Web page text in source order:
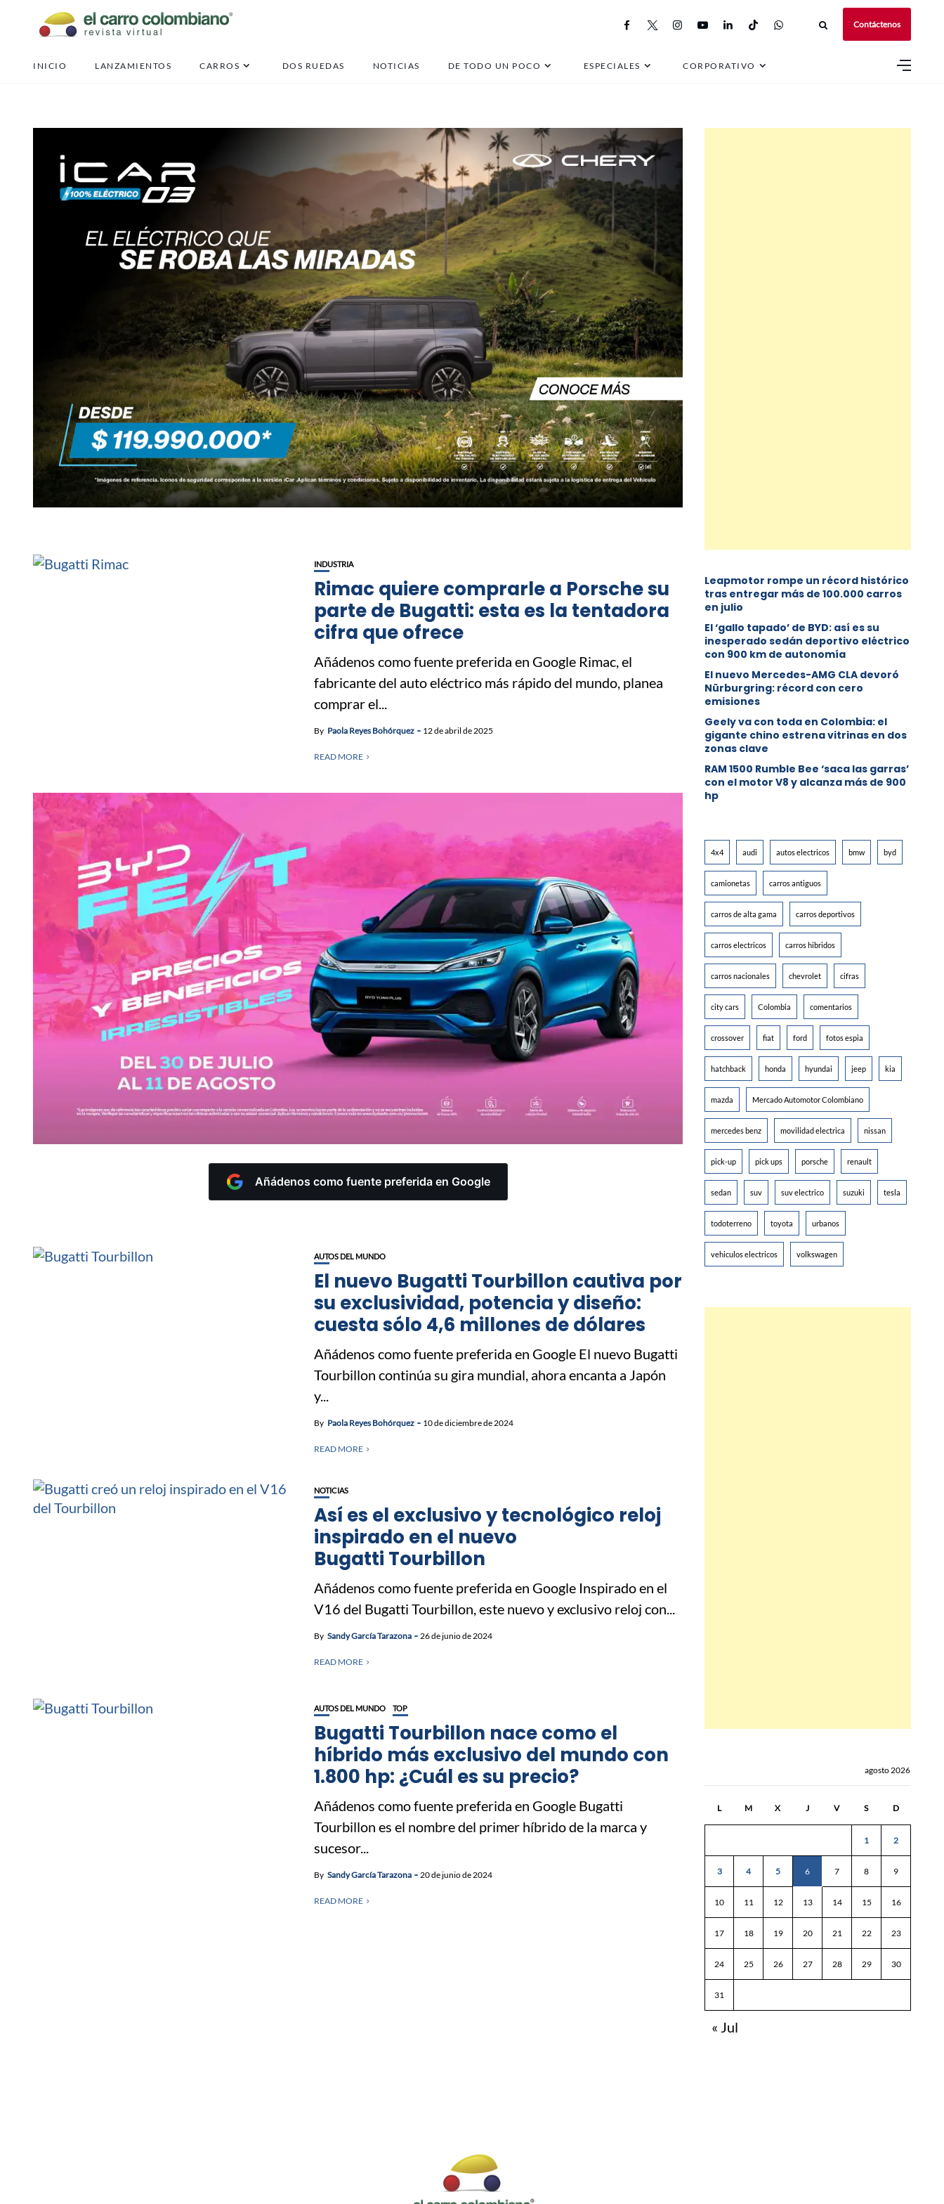
Contáctenos
INICIO LANZAMIENTOS CARROS DOS RUEDAS NOTICIAS DE TODO UN POCO ESPECIALES CORPORATIVO
Bugatti Tourbillon
INDUSTRIA
Rimac quiere comprarle a Porsche su
parte de Bugatti: esta es la tentadora
cifra que ofrece
Añádenos como fuente preferida en Google Rimac, el
fabricante del auto eléctrico más rápido del mundo, planea
comprar el...
By Paola Reyes Bohórquez 12 de abril de 2025
READ MORE
Añádenos como fuente preferida en Google
AUTOS DEL MUNDO
El nuevo Bugatti Tourbillon cautiva por
su exclusividad, potencia y diseño:
cuesta sólo 4,6 millones de dólares
Añádenos como fuente preferida en Google El nuevo Bugatti
Tourbillon continúa su gira mundial, ahora encanta a Japón
y...
By Paola Reyes Bohórquez 10 de diciembre de 2024
READ MORE
NOTICIAS
Así es el exclusivo y tecnológico reloj
inspirado en el nuevo
Bugatti Tourbillon
Añádenos como fuente preferida en Google Inspirado en el
V16 del Bugatti Tourbillon, este nuevo y exclusivo reloj con...
By Sandy García Tarazona 26 de junio de 2024
READ MORE
AUTOS DEL MUNDO TOP
Bugatti Tourbillon nace como el
híbrido más exclusivo del mundo con
1.800 hp: ¿Cuál es su precio?
Añádenos como fuente preferida en Google Bugatti
Tourbillon es el nombre del primer híbrido de la marca y
sucesor...
By Sandy García Tarazona 20 de junio de 2024
READ MORE
Leapmotor rompe un récord histórico
tras entregar más de 100.000 carros
en julio
El ‘gallo tapado’ de BYD: así es su
inesperado sedán deportivo eléctrico
con 900 km de autonomía
El nuevo Mercedes-AMG CLA devoró
Nürburgring: récord con cero
emisiones
Geely va con toda en Colombia: el
gigante chino estrena vitrinas en dos
zonas clave
RAM 1500 Rumble Bee ‘saca las garras’
con el motor V8 y alcanza más de 900
hp
4x4 audi autos electricos bmw byd
camionetas carros antiguos
carros de alta gama carros deportivos
carros electricos carros hibridos
carros nacionales chevrolet cifras
city cars Colombia comentarios
crossover fiat ford fotos espia
hatchback honda hyundai jeep kia
mazda Mercado Automotor Colombiano
mercedes benz movilidad electrica nissan
pick-up pick ups porsche renault
sedan suv suv electrico suzuki tesla
todoterreno toyota urbanos
vehiculos electricos volkswagen
agosto 2026
L M X J V S D
1 2
3 4 5 6 7 8 9
10 11 12 13 14 15 16
17 18 19 20 21 22 23
24 25 26 27 28 29 30
31
« Jul